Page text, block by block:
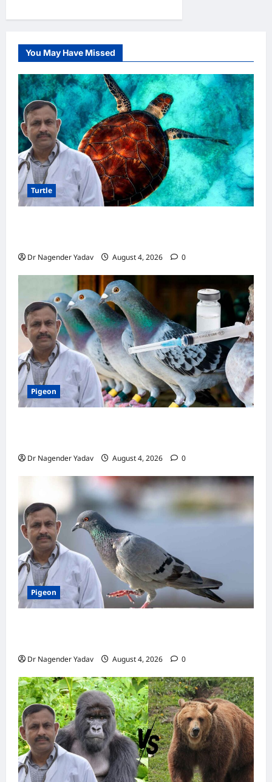
You May Have Missed
Turtle
Dr Nagender Yadav August 4, 2026 0
Pigeon
Dr Nagender Yadav August 4, 2026 0
Pigeon
Dr Nagender Yadav August 4, 2026 0